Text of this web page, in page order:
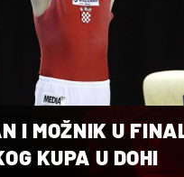
I MOŽNIK U
KUPA U DOHI